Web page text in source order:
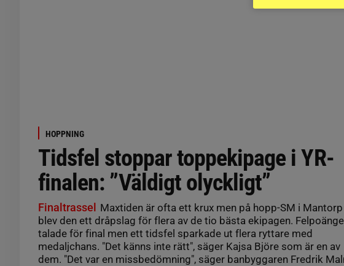
HOPPNING
Tidsfel stoppar toppekipage i YR-
finalen: ”Väldigt olyckligt”
Finaltrassel Maxtiden är ofta ett krux men på hopp-SM i Mantorp
blev den ett dråpslag för flera av de tio bästa ekipagen.
talade för final men ett tidsfel sparkade ut flera ryttare med
medaljchans. "Det känns inte rätt", säger Kajsa Björe som är en av
dem. "Det var en missbedömning", säger banbyggaren Fredrik